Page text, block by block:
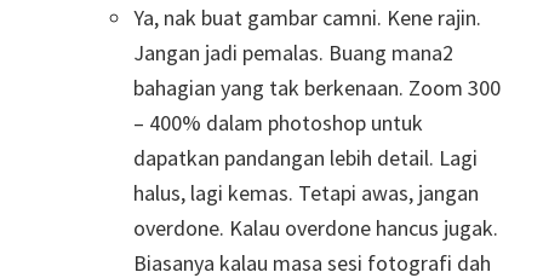
Ya, nak buat gambar camni. Kene rajin.
Jangan jadi pemalas. Buang mana2
bahagian yang tak berkenaan. Zoom 300
– 400% dalam photoshop untuk
dapatkan pandangan lebih detail. Lagi
halus, lagi kemas. Tetapi awas, jangan
overdone. Kalau overdone hancus jugak.
Biasanya kalau masa sesi fotografi dah